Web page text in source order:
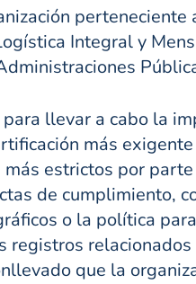
perteneciente
Integral y
para llevar a cabo la
más
estrictos por
de cumplimiento,
o la política
que la